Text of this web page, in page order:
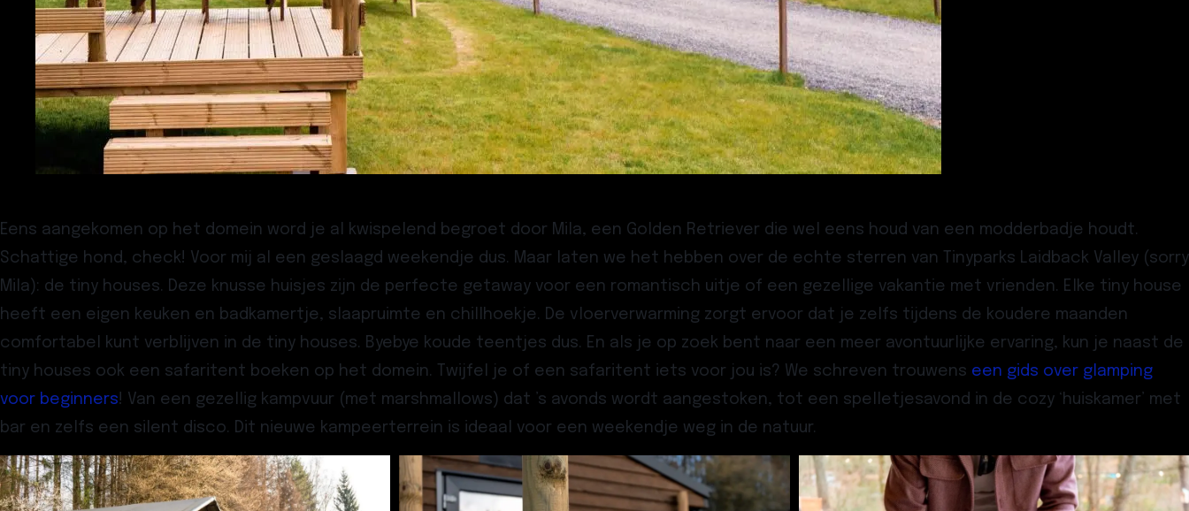
Eens aangekomen op het domein word je al kwispelend begroet door Mila, een Golden Retriever die wel eens houd van een modderbadje houdt.
Schattige hond, check! Voor mij al een geslaagd weekendje dus. Maar laten we het hebben over de echte sterren van
Tinyparks Laidback Valley (sorry
Mila): de tiny houses. Deze knusse huisjes zijn de perfecte getaway voor een romantisch uitje of een gezellige vakantie met vrienden. Elke tiny house
heeft een eigen keuken en badkamertje, slaapruimte en chillhoekje. De vloerverwarming zorgt ervoor dat je zelfs tijdens de koudere maanden
comfortabel kunt verblijven in de tiny houses. Byebye koude teentjes dus. En als je op zoek bent naar een meer avontuurlijke ervaring, kun je naast de
tiny houses ook een safaritent boeken op het domein. Twijfel je of een safaritent iets voor jou is? We schreven trouwens een gids over glamping
voor beginners! Van een gezellig kampvuur (met marshmallows) dat ’s avonds wordt aangestoken, tot een spelletjesavond in de cozy ‘huiskamer’
met
bar en zelfs een silent disco. Dit nieuwe kampeerterrein is ideaal voor een weekendje weg in de natuur.